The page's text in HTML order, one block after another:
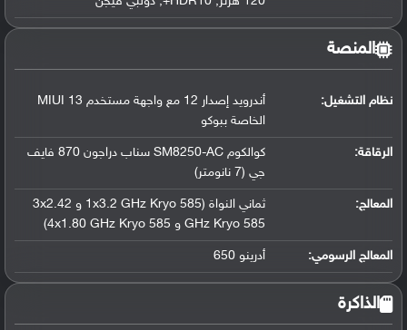
المنصة
نظام التشغيل:
أندرويد إصدار 12 مع واجهة مستخدم MIUI 13
الخاصة ببوكو
الرقاقة:
كوالكوم SM8250-AC سناب دراجون 870 فايف
جي (7 نانومتر)
المعالج:
ثماني النواة (1x3.2 GHz Kryo 585 و 3x2.42
GHz Kryo 585 و 4x1.80 GHz Kryo 585)
المعالج الرسومي: أدرينو 650
الذاكرة